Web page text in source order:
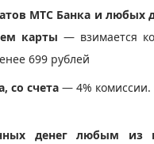
МТС Банка и любых
карты — взимается
699 рублей
со счета — 4% комиссии.
денег любым из